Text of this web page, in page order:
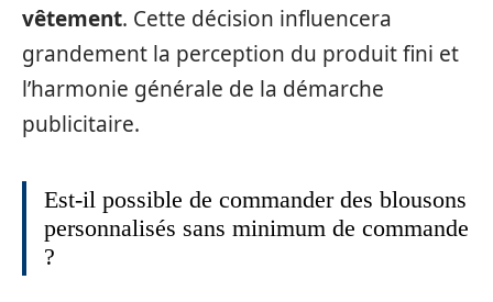
vêtement. Cette décision influencera
grandement la perception du produit fini et
l’harmonie générale de la démarche
publicitaire.
Est-il possible de commander des blousons
personnalisés sans minimum de commande
?